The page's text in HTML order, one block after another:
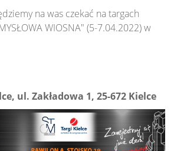
na was czekać na targach
WIOSNA" (5-7.04.2022) w
ul. Zakładowa 1, 25-672 Kielce